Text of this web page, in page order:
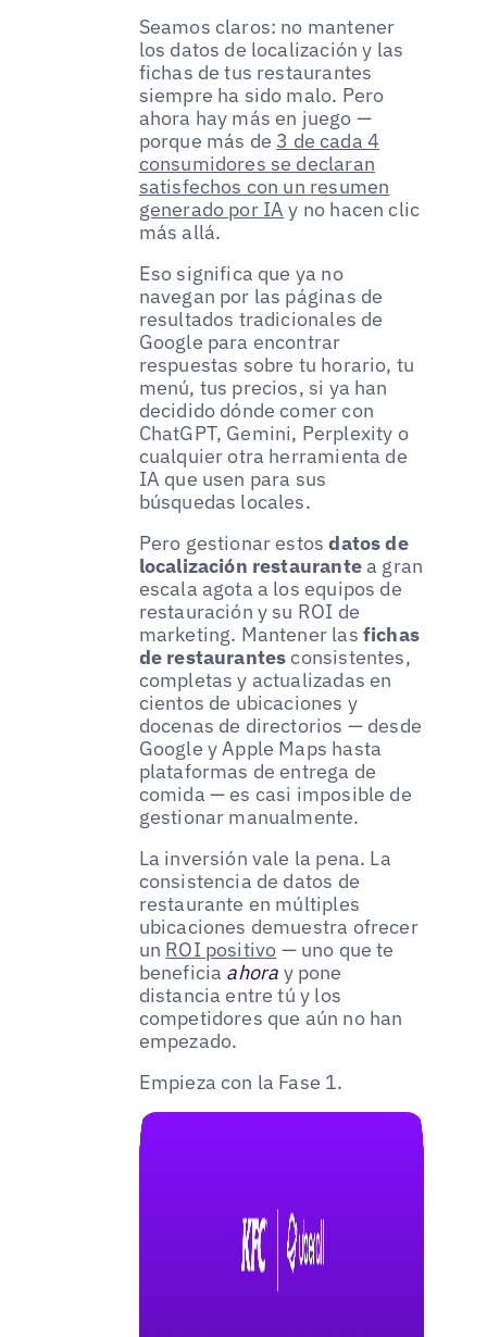
Seamos claros: no mantener
los datos de localización y las
fichas de tus restaurantes
siempre ha sido malo. Pero
ahora hay más en juego —
porque más de 3 de cada 4
consumidores se declaran
satisfechos con un resumen
generado por IA y no hacen clic
más allá.
Eso significa que ya no
navegan por las páginas de
resultados tradicionales de
Google para encontrar
respuestas sobre tu horario, tu
menú, tus precios, si ya han
decidido dónde comer con
ChatGPT, Gemini, Perplexity o
cualquier otra herramienta de
IA que usen para sus
búsquedas locales.
Pero gestionar estosdatos de
localización restaurantea gran
escala agota a los equipos de
restauración y su ROI de
marketing. Mantener las fichas
de restaurantesconsistentes,
completas y actualizadas en
cientos de ubicaciones y
docenas de directorios — desde
Google y Apple Maps hasta
plataformas de entrega de
comida — es casi imposible de
gestionar manualmente.
La inversión vale la pena. La
consistencia de datos de
restaurante en múltiples
ubicaciones demuestra ofrecer
un ROI positivo — uno que te
beneficia ahora y pone
distancia entre tú y los
competidores que aún no han
empezado.
Empieza con la Fase 1.